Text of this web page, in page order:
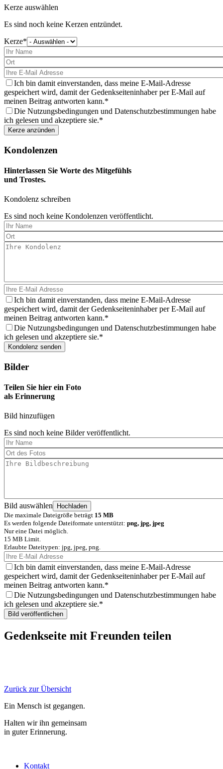
Kerze auswählen
Es sind noch keine Kerzen entzündet.
Kerze
wählen
Sie
aus
Ich bin damit einverstanden, dass meine E-Mail-Adresse
gespeichert wird, damit der Gedenkseiteninhaber per E-Mail auf
meinen Beitrag antworten kann.
Die Nutzungsbedingungen und Datenschutzbestimmungen habe
ich gelesen und akzeptiere sie.
Kondolenzen
Hinterlassen Sie Worte des Mitgefühls
und Trostes.
Kondolenz schreiben
Es sind noch keine Kondolenzen veröffentlicht.
Ich bin damit einverstanden, dass meine E-Mail-Adresse
gespeichert wird, damit der Gedenkseiteninhaber per E-Mail auf
meinen Beitrag antworten kann.
Die Nutzungsbedingungen und Datenschutzbestimmungen habe
ich gelesen und akzeptiere sie.
Bilder
Teilen Sie hier ein Foto
als Erinnerung
Bild hinzufügen
Es sind noch keine Bilder veröffentlicht.
Bild auswählen
Die maximale Dateigröße beträgt 15 MB
Es werden folgende Dateiformate unterstützt: png, jpg, jpeg
Nur eine Datei möglich.
15 MB Limit.
Erlaubte Dateitypen: jpg, jpeg, png.
Ich bin damit einverstanden, dass meine E-Mail-Adresse
gespeichert wird, damit der Gedenkseiteninhaber per E-Mail auf
meinen Beitrag antworten kann.
Die Nutzungsbedingungen und Datenschutzbestimmungen habe
ich gelesen und akzeptiere sie.
Gedenkseite mit Freunden teilen
Zurück zur Übersicht
Ein Mensch ist gegangen.
Halten wir ihn gemeinsam
in guter Erinnerung.
Kontakt